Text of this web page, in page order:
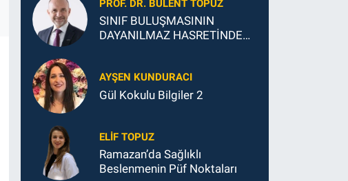
PROF. DR. BÜLENT TOPUZ
SINIF BULUŞMASININ
DAYANILMAZ HASRETİNDEN
AYŞEN KUNDURACI
Gül Kokulu Bilgiler 2
ELIF TOPUZ
Ramazan’da Sağlıklı
Beslenmenin Püf Noktaları